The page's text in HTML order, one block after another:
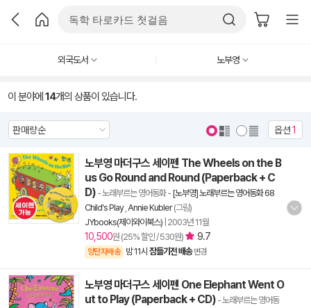
외국도서 노부영
이 분야에 14개의 상품이 있습니다.
옵션1
노부영 마더구스 세이펜 The Wheels on the B
us Go Round and Round (Paperback + C
D) - 노래부르는 영어동화- [노부영] 노래부르는 영어동화 68
Child's Play, Annie Kubler(그림)
JYbooks(제이와이북스) 2003년 11월
10,500원 (25% 할인 / 530원) 9.7
양탄자배송 밤 11시 잠들기전 배송 변경
노부영 마더구스 세이펜 One Elephant Went O
ut to Play (Paperback + CD) - 노래부르는 영어동